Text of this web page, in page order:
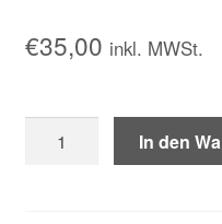
€35,00 inkl. MWSt.
In den